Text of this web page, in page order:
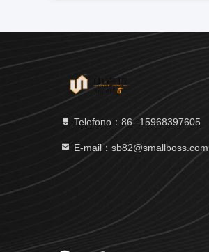
Telefono：86--15968397605
E-mail：sb82@smallboss.com